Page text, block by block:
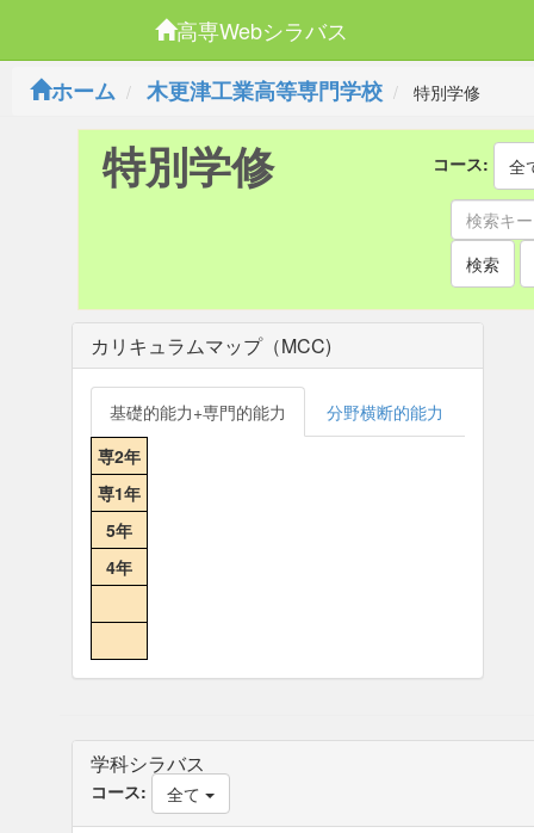
高専Webシラバス
ホーム
木更津工業高等専門学校 特別学修
特別学修 コース: 全
検索
カリキュラムマップ（MCC)
基礎的能力+専門的能力
分野横断的能力
専2年
専1年
5年
4年
学科シラバス
コース: 全て